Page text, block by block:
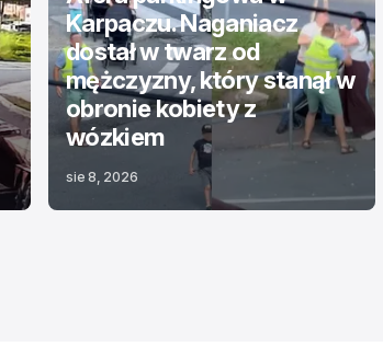
Karpaczu. Naganiacz
dostał w twarz od
mężczyzny, który stanął w
obronie kobiety z
wózkiem
sie 8, 2026